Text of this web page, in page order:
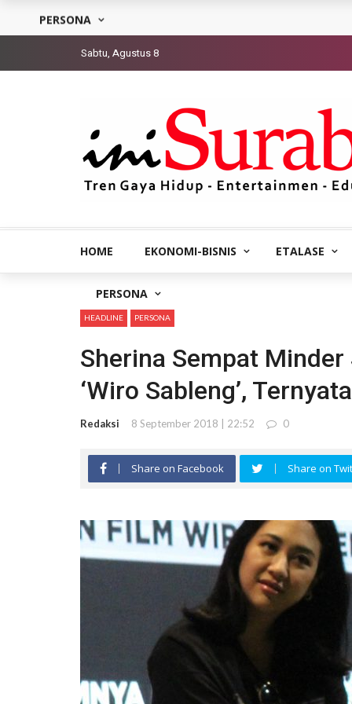
Sabtu, Agustus 8
HOME EKONOMI-BISNIS ETALASE
PERSONA
PERSONA
HEADLINE PERSONA
Sherina Sempat
‘Wiro Sableng’,
Redaksi 8 September 2018 | 22:52 0
Share on Facebook Share on